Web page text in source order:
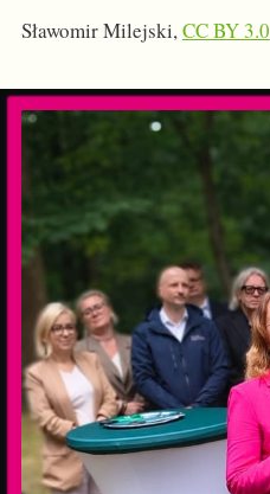
Sławomir Milejski,CC BY 3.0